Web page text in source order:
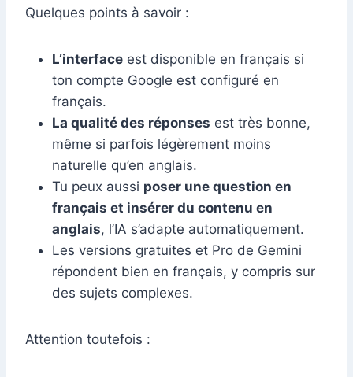
Quelques points à savoir :
L’interface est disponible en français si
ton compte Google est configuré en
français.
La qualité des réponses est très bonne,
même si parfois légèrement moins
naturelle qu’en anglais.
Tu peux aussi poser une question en
français et insérer du contenu en
anglais, l’IA s’adapte automatiquement.
Les versions gratuites et Pro de Gemini
répondent bien en français, y compris sur
des sujets complexes.
Attention toutefois :